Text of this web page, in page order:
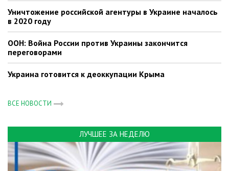
Уничтожение российской агентуры в Украине началось
в 2020 году
ООН: Война России против Украины закончится
переговорами
Украина готовится к деоккупации Крыма
ВСЕ НОВОСТИ
ЛУЧШЕЕ ЗА НЕДЕЛЮ